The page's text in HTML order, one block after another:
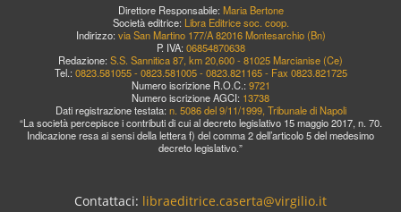
Direttore Responsabile: Maria Bertone
Società editrice: Libra Editrice soc. coop.
Indirizzo: via San Martino 177/A 82016 Montesarchio (Bn)
P. IVA: 06854870638
Redazione: S.S. Sannitica 87, km 20,600 - 81025 Marcianise (Ce)
Tel.: 0823.581055 - 0823.581005 - 0823.821165 - Fax 0823.821725
Numero iscrizione R.O.C.: 9721
Numero iscrizione AGCI: 13738
Dati registrazione testata: n. 5086 del 9/11/1999, Tribunale di Napoli
“La società percepisce i contributi di cui al decreto legislativo 15 maggio 2017, n. 70.
Indicazione resa ai sensi della lettera f) del comma 2 dell’articolo 5 del medesimo
decreto legislativo.”
Contattaci: libraeditrice.caserta@virgilio.it